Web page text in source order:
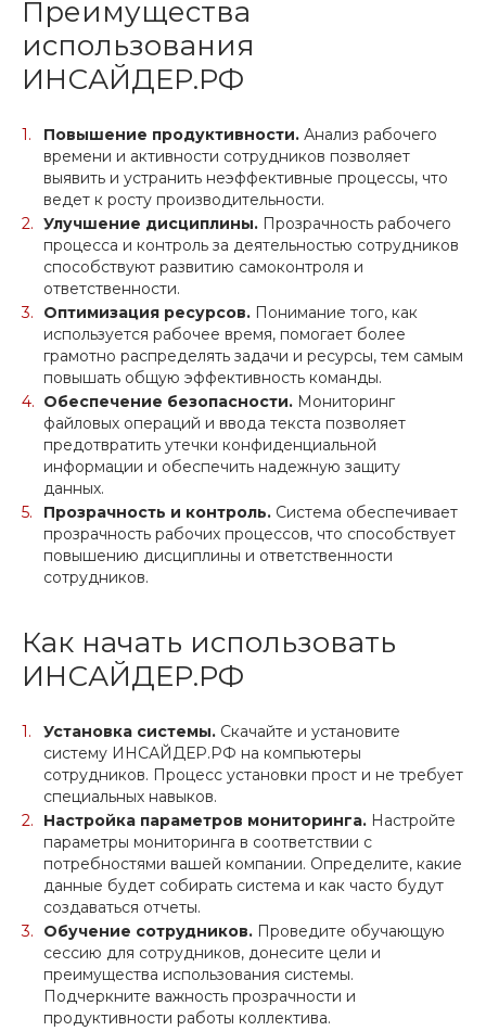
Преимущества
использования
ИНСАЙДЕР.РФ
Повышение продуктивности. Анализ рабочего
времени и активности сотрудников позволяет
выявить и устранить неэффективные процессы, что
ведет к росту производительности.
Улучшение дисциплины. Прозрачность рабочего
процесса и контроль за деятельностью сотрудников
способствуют развитию самоконтроля и
ответственности.
Оптимизация ресурсов. Понимание того, как
используется рабочее время, помогает более
грамотно распределять задачи и ресурсы, тем самым
повышать общую эффективность команды.
Обеспечение безопасности. Мониторинг
файловых операций и ввода текста позволяет
предотвратить утечки конфиденциальной
информации и обеспечить надежную защиту
данных.
Прозрачность и контроль. Система обеспечивает
прозрачность рабочих процессов, что способствует
повышению дисциплины и ответственности
сотрудников.
Как начать использовать
ИНСАЙДЕР.РФ
Установка системы. Скачайте и установите
систему ИНСАЙДЕР.РФ на компьютеры
сотрудников. Процесс установки прост и не требует
специальных навыков.
Настройка параметров мониторинга. Настройте
параметры мониторинга в соответствии с
потребностями вашей компании. Определите, какие
данные будет собирать система и как часто будут
создаваться отчеты.
Обучение сотрудников. Проведите обучающую
сессию для сотрудников, донесите цели и
преимущества использования системы.
Подчеркните важность прозрачности и
продуктивности работы коллектива.